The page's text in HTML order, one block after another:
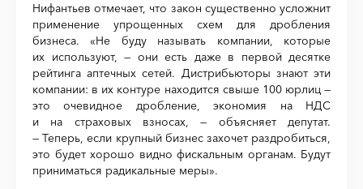
Нифантьев отмечает, что закон существенно усложнит
применение упрощенных схем для дробления
бизнеса. «Не буду называть компании, которые
их используют, — они есть даже в первой десятке
рейтинга аптечных сетей. Дистрибьюторы знают эти
компании: в их контуре находится свыше 100 юрлиц —
это очевидное дробление, экономия на НДС
и на страховых взносах, — объясняет депутат.
— Теперь, если крупный бизнес захочет раздробиться,
это будет хорошо видно фискальным органам. Будут
приниматься радикальные меры».